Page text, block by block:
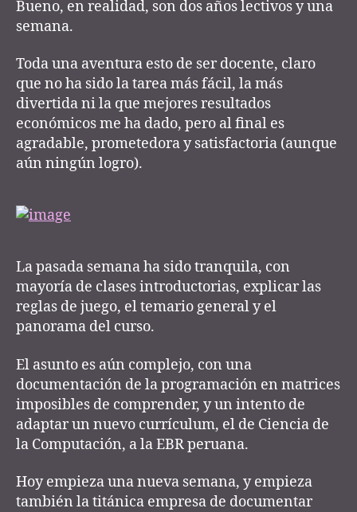
docencia
Bueno, en realidad, son dos años lectivos y una
semana.
Toda una aventura esto de ser docente, claro
que no ha sido la tarea más fácil, la más
divertida ni la que mejores resultados
económicos me ha dado, pero al final es
agradable, prometedora y satisfactoria (aunque
aún ningún logro).
La pasada semana ha sido tranquila, con
mayoría de clases introductorias, explicar las
reglas de juego, el temario general y el
panorama del curso.
El asunto es aún complejo, con una
documentación de la programación en matrices
imposibles de comprender, y un intento de
adaptar un nuevo currículum, el de Ciencia de
la Computación, a la EBR peruana.
Hoy empieza una nueva semana, y empieza
también la titánica empresa de documentar